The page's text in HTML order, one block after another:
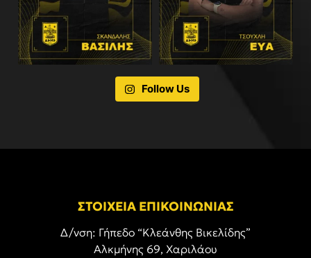
Follow Us
ΣΤΟΙΧΕΙΑ ΕΠΙΚΟΙΝΩΝΙΑΣ
Δ/νση: Γήπεδο “Κλεάνθης Βικελίδης”
Αλκμήνης 69, Χαριλάου